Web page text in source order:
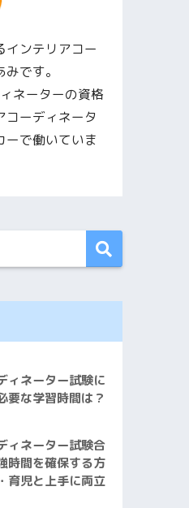
インテリアコー
です。
ネーターの資格
コーディネータ
ーで働いていま
ィネーター試験に
要な学習時間は？
ィネーター試験合
時間を確保する方
育児と上手に両立